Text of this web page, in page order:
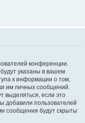
конференции.
указаны в вашем
к информации о том,
им личных сообщений.
выделяться, если это
добавили пользователей
сообщения будут скрыты